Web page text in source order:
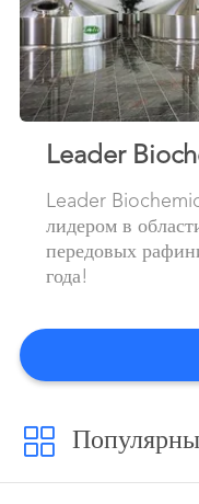
Leader
Leader
лидером в
передовых
года!